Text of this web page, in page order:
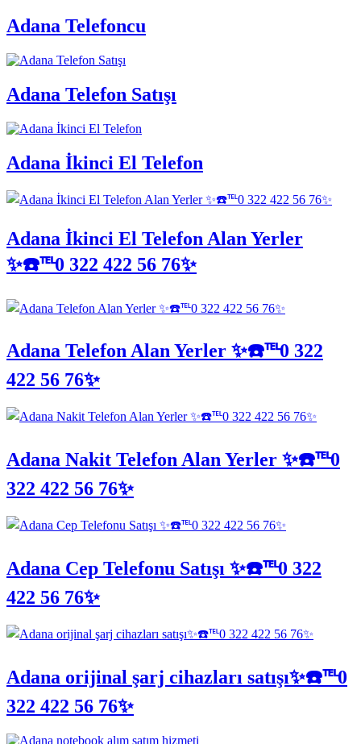
Adana Telefoncu
Adana Telefon Satışı
Adana İkinci El Telefon
Adana İkinci El Telefon Alan Yerler
✨☎️℡0 322 422 56 76✨
Adana Telefon Alan Yerler ✨☎️℡0 322
422 56 76✨
Adana Nakit Telefon Alan Yerler ✨☎️℡0
322 422 56 76✨
Adana Cep Telefonu Satışı ✨☎️℡0 322
422 56 76✨
Adana orijinal şarj cihazları satışı✨☎️℡0
322 422 56 76✨